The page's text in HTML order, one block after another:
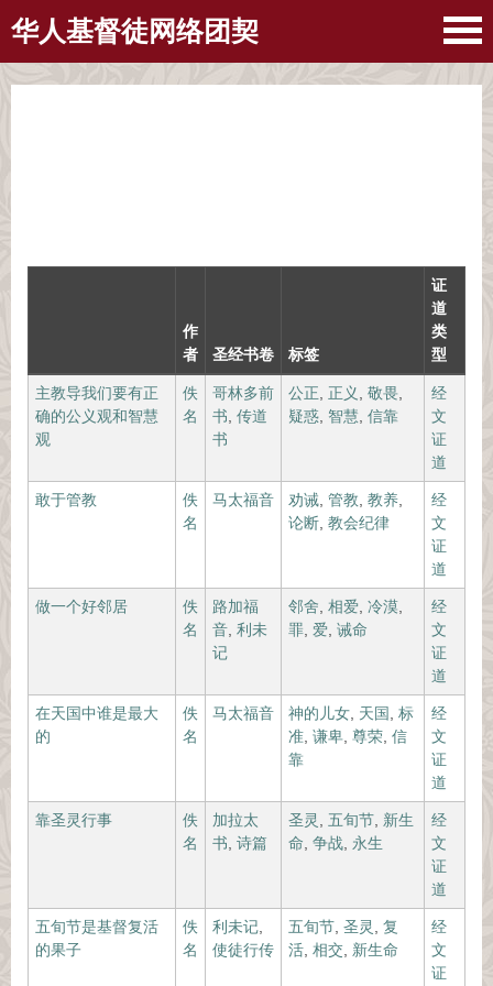
华人基督徒网络团契
作
者
圣经书卷 标签
证
道
类
型
主教导我们要有正
确的公义观和智慧
观
佚
名
哥林多前
书 传道
书
公正 正义 敬畏
疑惑 智慧 信靠
经
文
证
道
敢于管教
佚
名
马太福音 劝诫 管教 教养
论断 教会纪律
经
文
证
道
做一个好邻居
佚
名
路加福
音 利未
记
邻舍 相爱 冷漠
罪 爱 诫命
经
文
证
道
在天国中谁是最大
的
佚
名
马太福音 神的儿女 天国
标
准 谦卑 尊荣 信
靠
经
文
证
道
靠圣灵行事
佚
名
加拉太
书 诗篇
圣灵 五旬节 新生
命 争战 永生
经
文
证
道
五旬节是基督复活
的果子
佚
名
利未记
使徒行传
五旬节 圣灵
复
活 相交 新生命
经
文
证